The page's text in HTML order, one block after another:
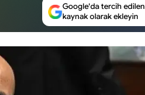
Google'da tercih edilen
kaynak olarak ekleyin